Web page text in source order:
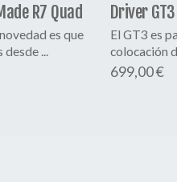
R7 Quad
es que
...
Driver
El GT3 es
colocación
699,00 €